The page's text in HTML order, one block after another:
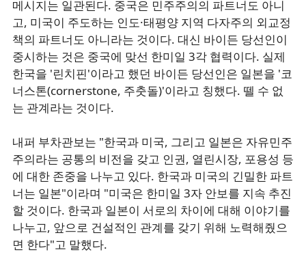
메시지는 일관된다. 중국은 민주주의의 파트너도 아니
고, 미국이 주도하는 인도·태평양 지역 다자주의 외교정
책의 파트너도 아니라는 것이다. 대신 바이든 당선인이
중시하는 것은 중국에 맞선 한미일 3각 협력이다. 실제
한국을 '린치핀'이라고 했던 바이든 당선인은 일본을 '코
너스톤(cornerstone, 주춧돌)'이라고 칭했다. 뗄 수 없
는 관계라는 것이다.
내퍼 부차관보는 "한국과 미국, 그리고 일본은 자유민주
주의라는 공통의 비전을 갖고 인권, 열린시장, 포용성 등
에 대한 존중을 나누고 있다. 한국과 미국의 긴밀한 파트
너는 일본"이라며 "미국은 한미일 3자 안보를 지속 추진
할 것이다. 한국과 일본이 서로의 차이에 대해 이야기를
나누고, 앞으로 건설적인 관계를 갖기 위해 노력해줬으
면 한다"고 말했다.